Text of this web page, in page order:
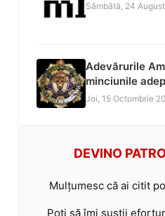
Sâmbătă, 24
Adevărurile
minciunile
Joi, 15 Octombrie
DEVINO
Mulțumesc că ai citit
Poți să îmi susții